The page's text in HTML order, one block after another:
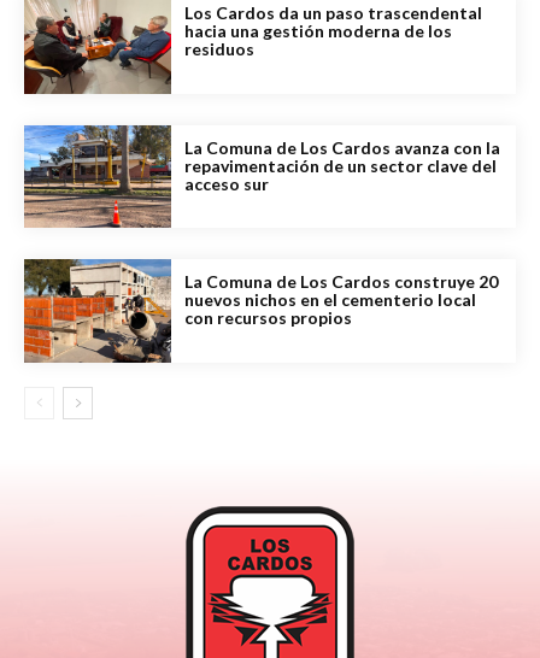
Los Cardos da un paso trascendental
hacia una gestión moderna de los
residuos
La Comuna de Los Cardos avanza con la
repavimentación de un sector clave del
acceso sur
La Comuna de Los Cardos construye 20
nuevos nichos en el cementerio local
con recursos propios